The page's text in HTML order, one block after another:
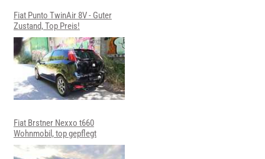
Fiat Punto TwinAir 8V - Guter
Zustand, Top Preis!
Fiat Brstner Nexxo t660
Wohnmobil, top gepflegt